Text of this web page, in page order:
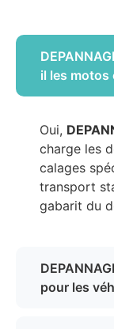
il les motos
Oui,
charge les
calages
transport
gabarit du
pour les